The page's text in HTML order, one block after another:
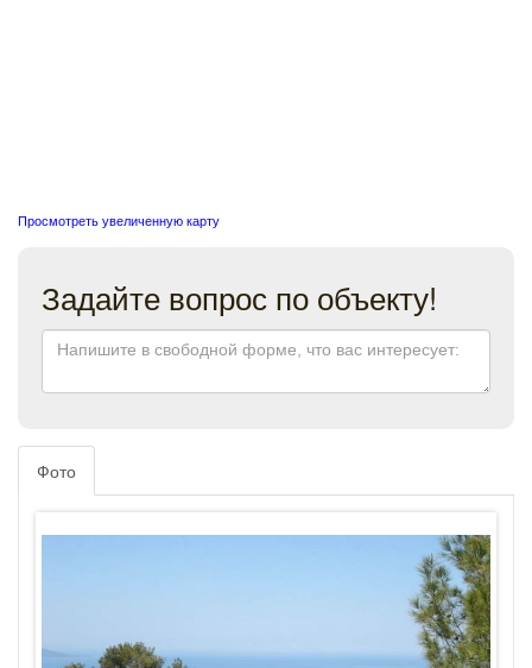
Просмотреть увеличенную карту
Задайте вопрос по объекту!
Фото